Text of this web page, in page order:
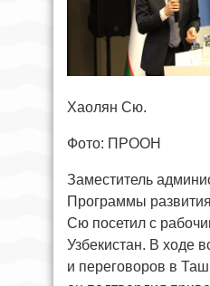
Хаолян Сю.
Фото: ПРООН
Заместитель
Программы
Сю посетил с
Узбекистан. В ходе
и переговоров в